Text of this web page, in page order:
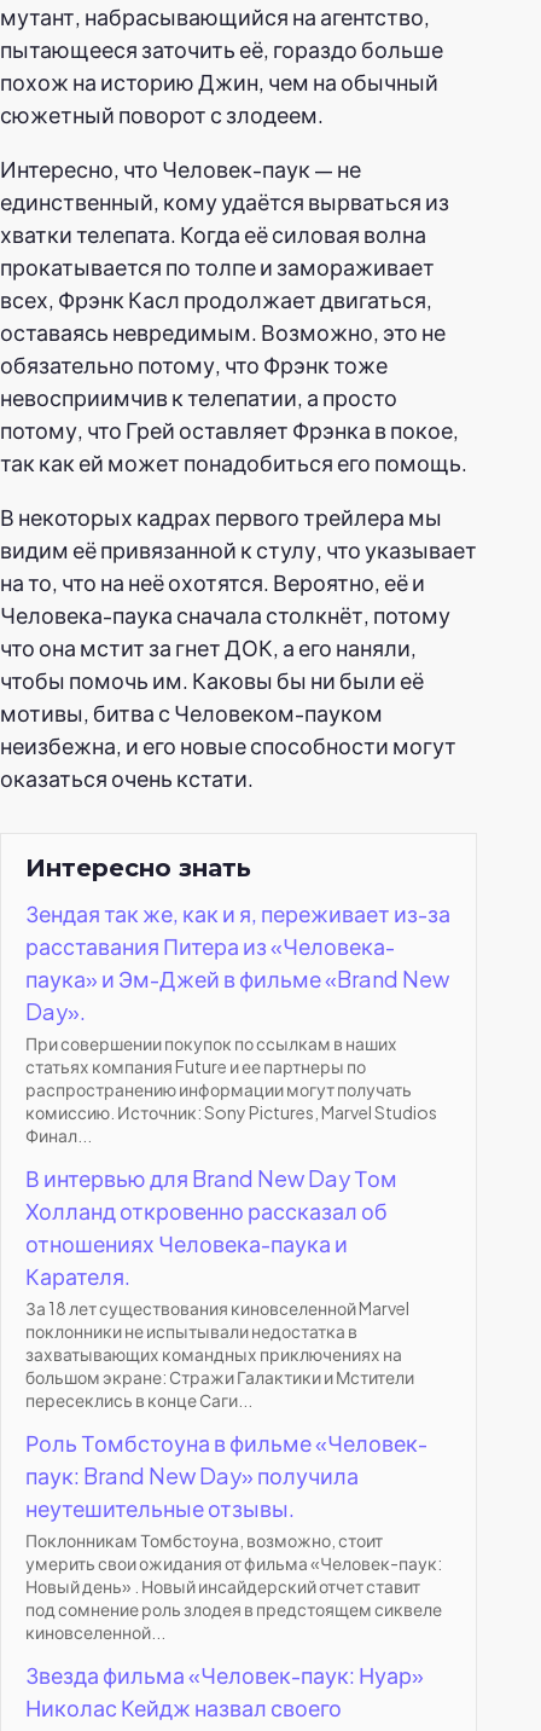
мутант, набрасывающийся на агентство,
пытающееся заточить её, гораздо больше
похож на историю Джин, чем на обычный
сюжетный поворот с злодеем.
Интересно, что Человек-паук — не
единственный, кому удаётся вырваться из
хватки телепата. Когда её силовая волна
прокатывается по толпе и замораживает
всех, Фрэнк Касл продолжает двигаться,
оставаясь невредимым. Возможно, это не
обязательно потому, что Фрэнк тоже
невосприимчив к телепатии, а просто
потому, что Грей оставляет Фрэнка в покое,
так как ей может понадобиться его помощь.
В некоторых кадрах первого трейлера мы
видим её привязанной к стулу, что указывает
на то, что на неё охотятся. Вероятно, её и
Человека-паука сначала столкнёт, потому
что она мстит за гнет ДОК, а его наняли,
чтобы помочь им. Каковы бы ни были её
мотивы, битва с Человеком-пауком
неизбежна, и его новые способности могут
оказаться очень кстати.
Интересно знать
Зендая так же, как и я, переживает из-за
расставания Питера из «Человека-
паука» и Эм-Джей в фильме «Brand New
Day».
При совершении покупок по ссылкам в наших
статьях компания Future и ее партнеры по
распространению информации могут получать
комиссию. Источник: Sony Pictures, Marvel Studios
Финал...
В интервью для Brand New Day Том
Холланд откровенно рассказал об
отношениях Человека-паука и
Карателя.
За 18 лет существования киновселенной Marvel
поклонники не испытывали недостатка в
захватывающих командных приключениях на
большом экране: Стражи Галактики и Мстители
пересеклись в конце Саги...
Роль Томбстоуна в фильме «Человек-
паук: Brand New Day» получила
неутешительные отзывы.
Поклонникам Томбстоуна, возможно, стоит
умерить свои ожидания от фильма «Человек-паук:
Новый день» . Новый инсайдерский отчет ставит
под сомнение роль злодея в предстоящем сиквеле
киновселенной...
Звезда фильма «Человек-паук: Нуар»
Николас Кейдж назвал своего